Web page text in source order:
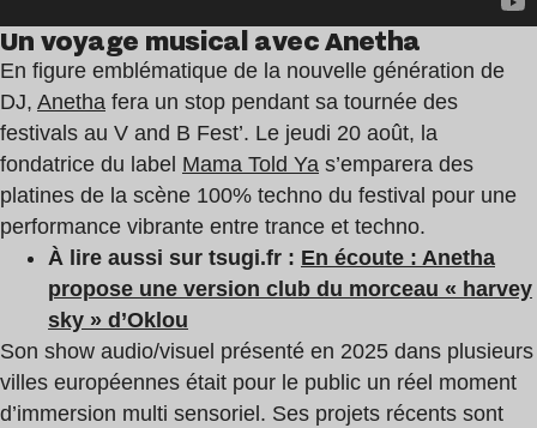
Un voyage musical avec Anetha
En figure emblématique de la nouvelle génération de
DJ, Anetha fera un stop pendant sa tournée des
festivals au V and B Fest’. Le jeudi 20 août, la
fondatrice du label Mama Told Ya s’emparera des
platines de la scène 100% techno du festival pour une
performance vibrante entre trance et techno.
À lire aussi sur tsugi.fr : En écoute : Anetha
propose une version club du morceau « harvey
sky » d’Oklou
Son show audio/visuel présenté en 2025 dans plusieurs
villes européennes était pour le public un réel moment
d’immersion multi sensoriel. Ses projets récents sont